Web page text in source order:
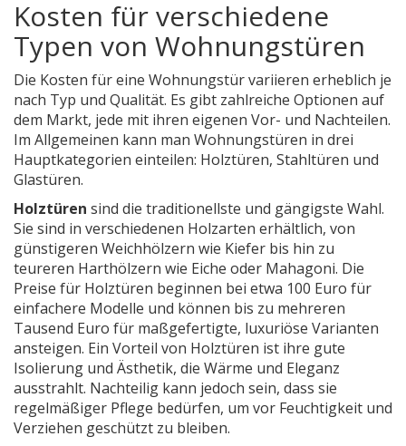
Kosten für verschiedene
Typen von Wohnungstüren
Die Kosten für eine Wohnungstür variieren erheblich je
nach Typ und Qualität. Es gibt zahlreiche Optionen auf
dem Markt, jede mit ihren eigenen Vor- und Nachteilen.
Im Allgemeinen kann man Wohnungstüren in drei
Hauptkategorien einteilen: Holztüren, Stahltüren und
Glastüren.
Holztüren sind die traditionellste und gängigste Wahl.
Sie sind in verschiedenen Holzarten erhältlich, von
günstigeren Weichhölzern wie Kiefer bis hin zu
teureren Harthölzern wie Eiche oder Mahagoni. Die
Preise für Holztüren beginnen bei etwa 100 Euro für
einfachere Modelle und können bis zu mehreren
Tausend Euro für maßgefertigte, luxuriöse Varianten
ansteigen. Ein Vorteil von Holztüren ist ihre gute
Isolierung und Ästhetik, die Wärme und Eleganz
ausstrahlt. Nachteilig kann jedoch sein, dass sie
regelmäßiger Pflege bedürfen, um vor Feuchtigkeit und
Verziehen geschützt zu bleiben.